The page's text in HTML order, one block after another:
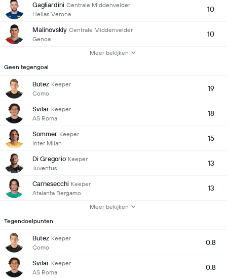
Gagliardini Centrale Middenvelder
Hellas Verona
10
Malinovskiy Centrale Middenvelder
Genoa
10
Meer bekijken
Geen tegengoal
Butez Keeper
Como
19
Svilar Keeper
AS Roma
18
Sommer Keeper
Inter Milan
15
Di Gregorio Keeper
Juventus
13
Carnesecchi Keeper
Atalanta Bergamo
13
Meer bekijken
Tegendoelpunten
Butez Keeper
Como
0.8
Svilar Keeper
AS Roma
0.8